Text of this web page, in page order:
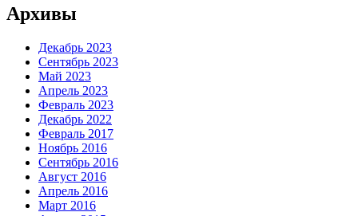
Архивы
Декабрь 2023
Сентябрь 2023
Май 2023
Апрель 2023
Февраль 2023
Декабрь 2022
Февраль 2017
Ноябрь 2016
Сентябрь 2016
Август 2016
Апрель 2016
Март 2016